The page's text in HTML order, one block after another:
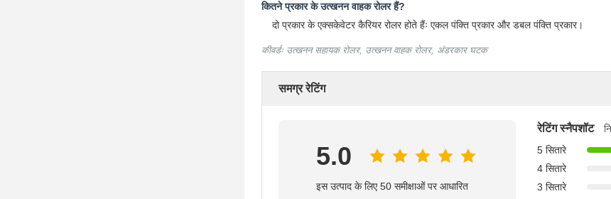
कितने प्रकार के उत्खनन वाहक रोलर हैं?
दो प्रकार के एक्सकेवेटर कैरियर रोलर होते हैंः एकल पंक्ति प्रकार और डबल पंक्ति प्रकार।
कीवर्डः उत्खनन सहायक रोलर, उत्खनन वाहक रोलर, अंडरकार घटक
समग्र रेटिंग
5.0
इस उत्पाद के लिए 50 समीक्षाओं पर आधारित
रेटिंग स्नैपशॉट
5 सितारे
4 सितारे
3 सितारे